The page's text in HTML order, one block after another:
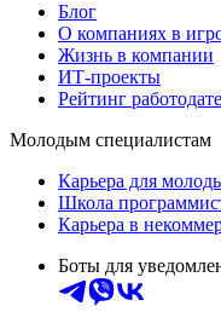
Блог
О компаниях в
Жизнь в компании
ИТ-проекты
Рейтинг
Молодым специалистам
Карьера для
Школа
Карьера в
Боты для